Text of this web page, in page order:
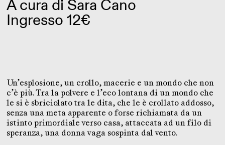
A cura di Sara Cano
Ingresso 12€
Un’esplosione, un crollo, macerie e un mondo che non
c’è più. Tra la polvere e l’eco lontana di un mondo che
le si è sbriciolato tra le dita, che le è crollato addosso,
senza una meta apparente o forse richiamata da un
istinto primordiale verso casa, attaccata ad un filo di
speranza, una donna vaga sospinta dal vento.